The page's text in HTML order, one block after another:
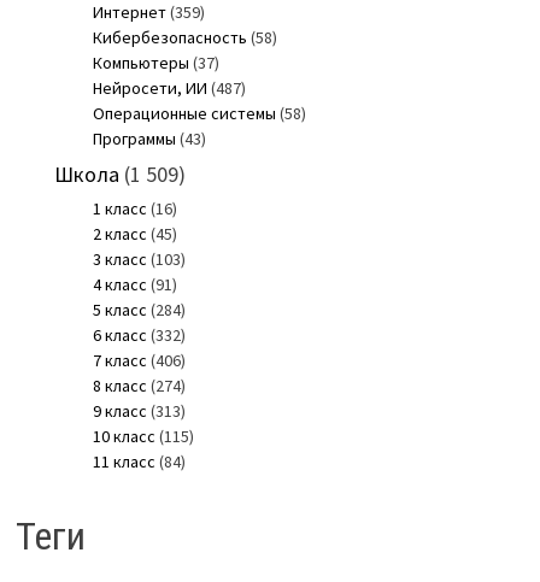
Интернет(359)
Кибербезопасность (58)
Компьютеры (37)
Нейросети, ИИ (487)
Операционные системы (58)
Программы (43)
Школа (1 509)
1 класс (16)
2 класс (45)
3 класс (103)
4 класс (91)
5 класс (284)
6 класс (332)
7 класс (406)
8 класс (274)
9 класс (313)
10 класс (115)
11 класс (84)
Теги